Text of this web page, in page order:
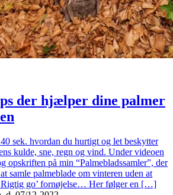
der hjælper dine palmer
sek. hvordan du hurtigt og let beskytter
kulde, sne, regn og vind. Under videoen
opskriften på min “Palmebladssamler”, der
samle palmeblade om vinteren uden at
Rigtig go’ fornøjelse… Her følger en […]